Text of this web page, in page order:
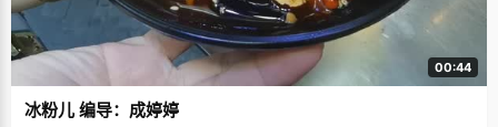
00:44
冰粉儿 编导：成婷婷